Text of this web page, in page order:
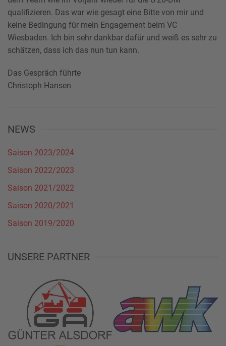
qualifizieren. Das war wie gesagt eine Bitte von mir und
keine Bedingung für mein Engagement beim VC
Wiesbaden. Ich bin sehr dankbar dafür und weiß es sehr zu
schätzen, dass ich das nun tun kann.
Das Gespräch führte
Christoph Hansen
NEWS
Saison 2023/2024
Saison 2022/2023
Saison 2021/2022
Saison 2020/2021
Saison 2019/2020
UNSERE PARTNER